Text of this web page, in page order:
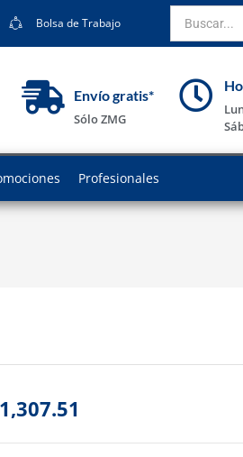
Bolsa de Trabajo
Envío gratis*
Sólo ZMG
Profesionales
1,307.51